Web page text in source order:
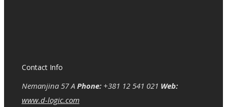
Contact Info
Nemanjina 57 A Phone:+381 12 541 021 Web:
www.d-logic.com